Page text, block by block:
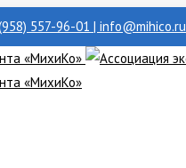
557-96-01 | info@mihico.ru